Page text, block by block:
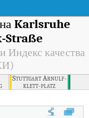
Karlsruhe
Straße
Индекс качества
Stuttgart Arnulf-
klett-platz
В режиме реального